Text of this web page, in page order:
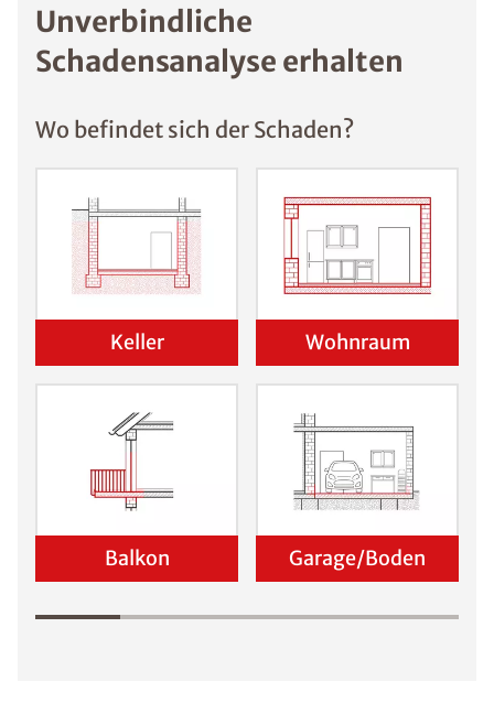
Unverbindliche
Schadensanalyse erhalten
Wo befindet sich der Schaden?
Keller Wohnraum
Balkon Garage/Boden